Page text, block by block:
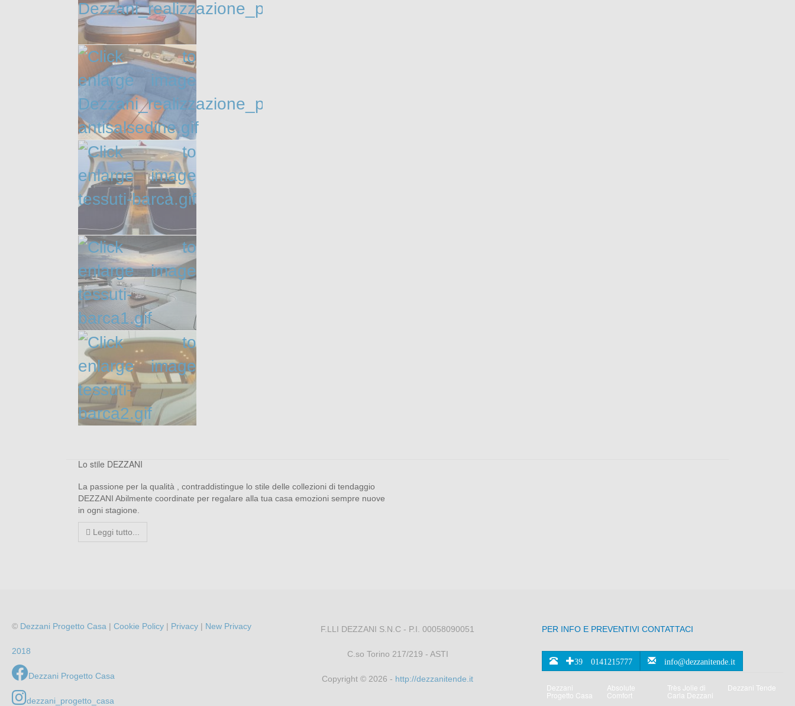
Lo stile DEZZANI
La passione per la qualità , contraddistingue lo stile delle collezioni di tendaggio
DEZZANI Abilmente coordinate per regalare alla tua casa emozioni sempre nuove
in ogni stagione.
Leggi tutto...
© Dezzani Progetto Casa | Cookie Policy | Privacy | New Privacy
2018
Dezzani Progetto Casa
dezzani_progetto_casa
F.LLI DEZZANI S.N.C - P.I. 00058090051
C.so Torino 217/219 - ASTI
Copyright © 2026 - http://dezzanitende.it
PER INFO E PREVENTIVI CONTATTACI
+39 0141215777 info@dezzanitende.it
Dezzani
Progetto Casa
Absolute
Comfort
Très Jolie di
Carla Dezzani
Dezzani Tende